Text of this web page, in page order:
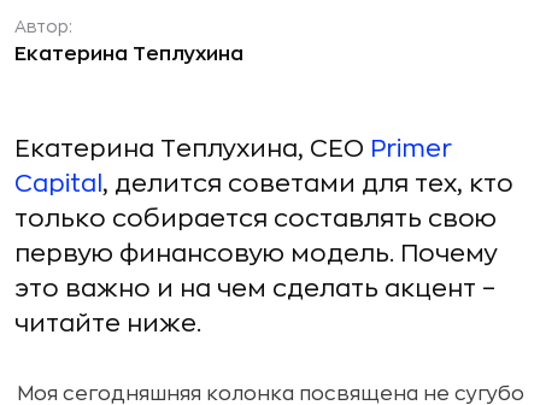
Автор:
Екатерина Теплухина
Екатерина Теплухина, CEO Primer
Capital , делится советами для тех, кто
только собирается составлять свою
первую финансовую модель. Почему
это важно и на чем сделать акцент –
читайте ниже.
Моя сегодняшняя колонка посвящена не сугубо